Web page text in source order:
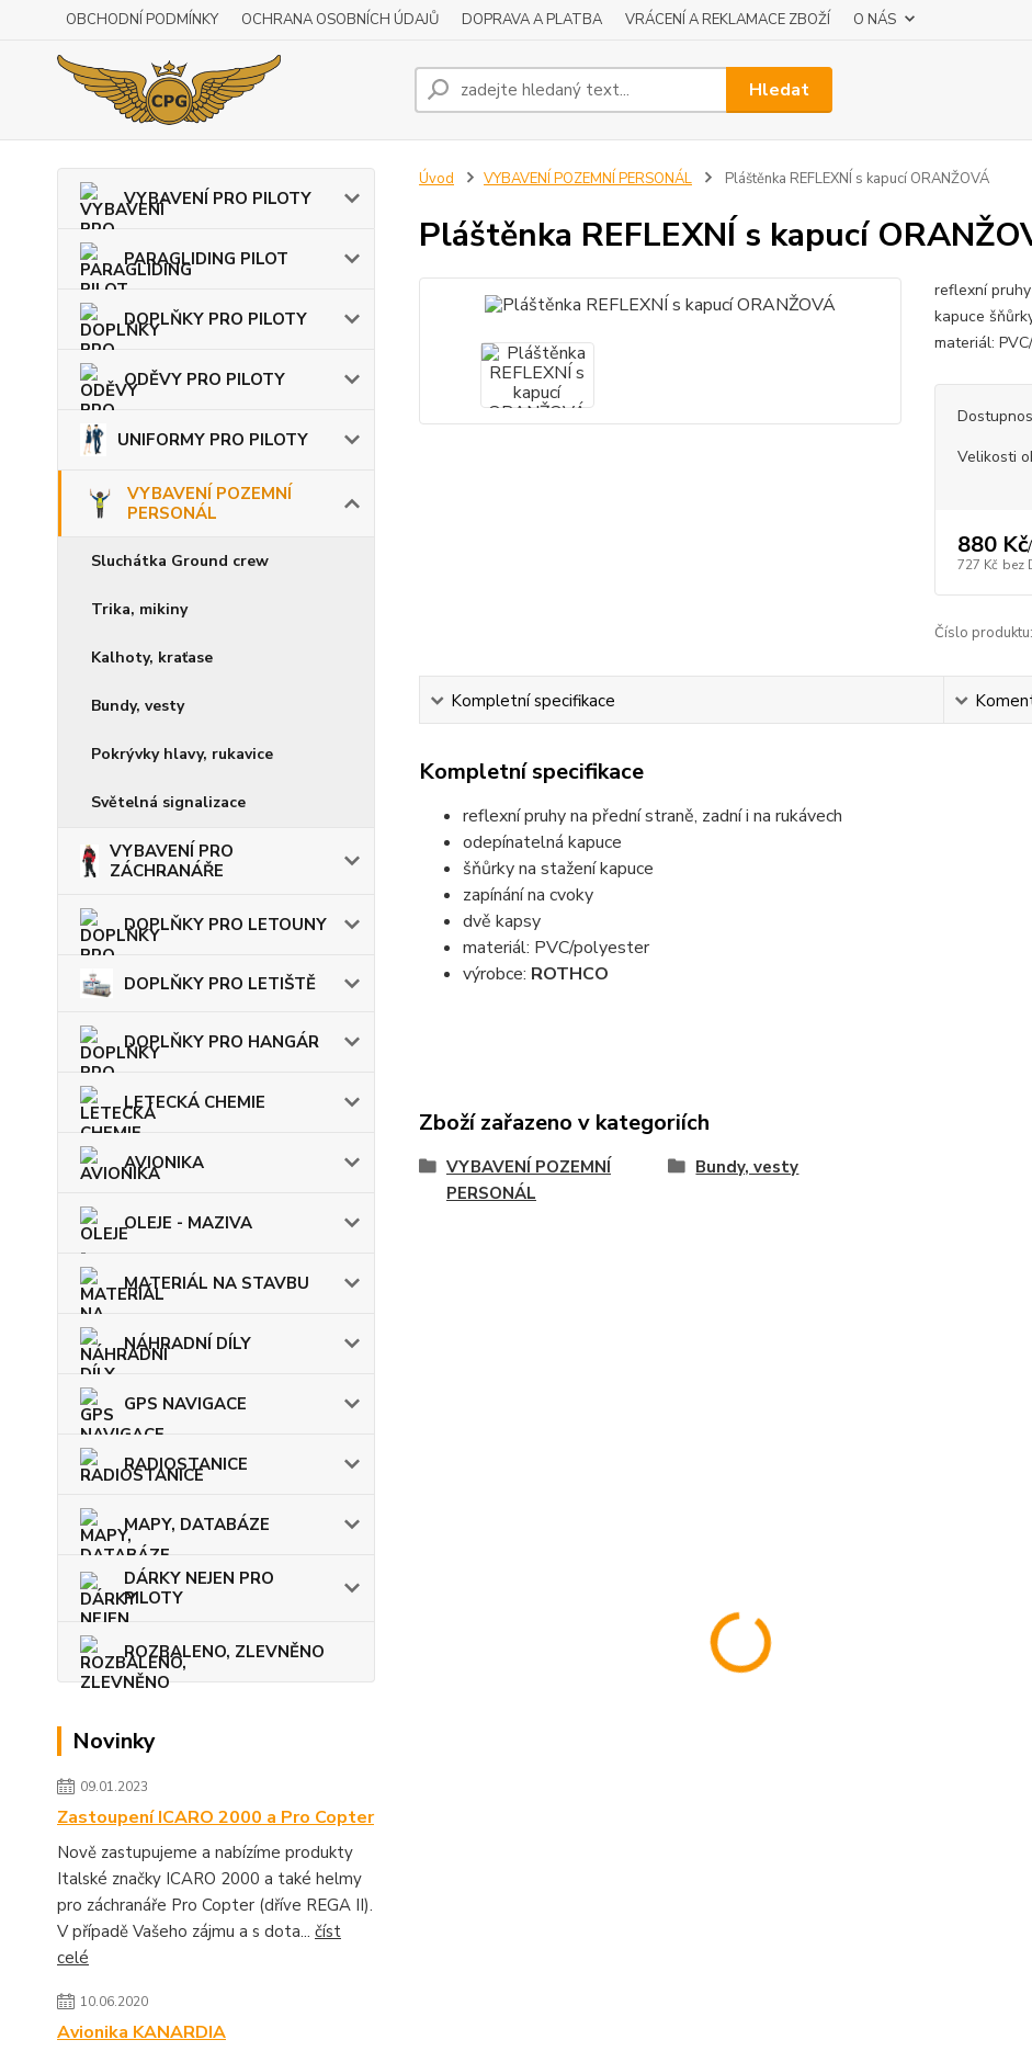
OBCHODNÍ PODMÍNKY OCHRANA OSOBNÍCH ÚDAJŮ DOPRAVA A PLATBA VRÁCENÍ A REKLAMACE ZBOŽÍ O NÁS
Hledat
VYBAVENÍ PRO PILOTY
PARAGLIDING PILOT
DOPLŇKY PRO PILOTY
ODĚVY PRO PILOTY
UNIFORMY PRO PILOTY
VYBAVENÍ POZEMNÍ
PERSONÁL
Sluchátka Ground crew
Trika, mikiny
Kalhoty, kraťase
Bundy, vesty
Pokrývky hlavy, rukavice
Světelná signalizace
VYBAVENÍ PRO
ZÁCHRANÁŘE
DOPLŇKY PRO LETOUNY
DOPLŇKY PRO LETIŠTĚ
DOPLŇKY PRO HANGÁR
LETECKÁ CHEMIE
AVIONIKA
OLEJE - MAZIVA
MATERIÁL NA STAVBU
NÁHRADNÍ DÍLY
GPS NAVIGACE
RADIOSTANICE
MAPY, DATABÁZE
DÁRKY NEJEN PRO
PILOTY
ROZBALENO, ZLEVNĚNO
Novinky
09.01.2023
Zastoupení ICARO 2000 a Pro Copter
Nově zastupujeme a nabízíme produkty
Italské značky ICARO 2000 a také helmy
pro záchranáře Pro Copter (dříve REGA II).
V případě Vašeho zájmu a s dota... číst
celé
10.06.2020
Avionika KANARDIA
Úvod VYBAVENÍ POZEMNÍ PERSONÁL Pláštěnka REFLEXNÍ s kapucí ORANŽOVÁ
Pláštěnka REFLEXNÍ s kapucí
reflexní
kapuce
materiál:
Velikosti
880 Kč/
727 Kč bez
Číslo produktu:
Kompletní specifikace
Kompletní specifikace
reflexní pruhy na přední straně, zadní i na rukávech
odepínatelná kapuce
šňůrky na stažení kapuce
zapínání na cvoky
dvě kapsy
materiál: PVC/polyester
výrobce: ROTHCO
Zboží zařazeno v kategoriích
VYBAVENÍ POZEMNÍ
PERSONÁL
Bundy, vesty